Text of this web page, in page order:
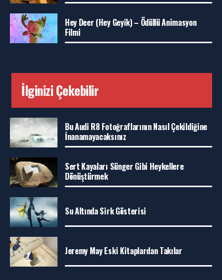
Hey Deer (Hey Geyik) – Ödüllü Animasyon
Filmi
İlginizi Çekebilir
Bu Audi R8 Fotoğraflarının Nasıl Çekildiğine
İnanamayacaksınız
Sert Kayaları Sünger Gibi Heykellere
Dönüştürmek
Su Altında Sirk Gösterisi
Jeremy May Eski Kitaplardan Takılar